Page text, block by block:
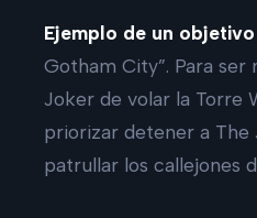
Ejemplo de un
Gotham City”. Para
Joker de volar la Torre
priorizar detener a The
patrullar los callejones